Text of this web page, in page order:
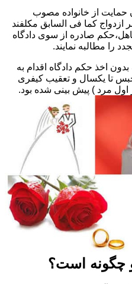
عدم نسخ ماده ۱۶ قانون حمایت از خانواده مصوب
ازدواج کما فی السابق مکلفند
صادره از سوی دادگاه
را مطالبه نمایند.
اخذ حکم دادگاه اقدام به
تا یکسال و تعقیب کیفری
مرد ) پیش بینی شده بود.
چگونه است؟